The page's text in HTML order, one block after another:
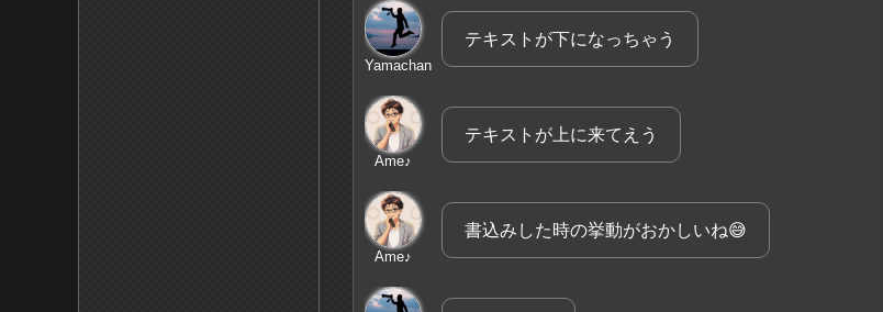
Yamachan
テキストが下になっちゃう
Ame♪
テキストが上に来てえう
Ame♪
書込みした時の挙動がおかしいね😅